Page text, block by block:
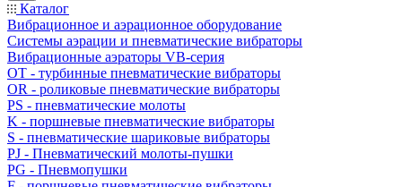
Каталог
Вибрационное и аэрационное оборудование
Системы аэрации и пневматические вибраторы
Вибрационные аэраторы VB-серия
OT - турбинные пневматические вибраторы
OR - роликовые пневматические вибраторы
PS - пневматические молоты
K - поршневые пневматические вибраторы
S - пневматические шариковые вибраторы
PJ - Пневматический молоты-пушки
PG - Пневмопушки